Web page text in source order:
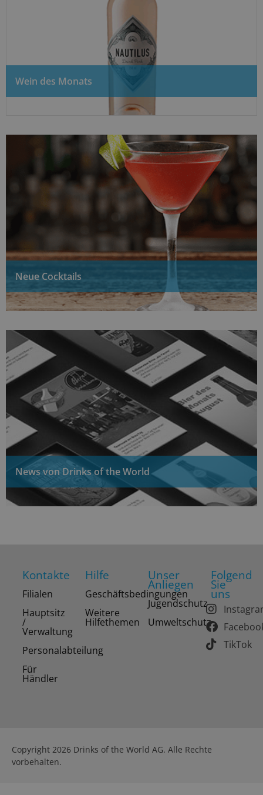
Wein des Monats
Neue Cocktails
News von Drinks of the World
Kontakte
Filialen
Hauptsitz
/
Verwaltung
Personalabteilung
Für
Händler
Hilfe
Geschäftsbedingungen
Weitere
Hilfethemen
Unser
Anliegen
Jugendschutz
Umweltschutz
Folgend
Sie
uns
TikTok
Copyright 2026 Drinks of the World AG. Alle Rechte
vorbehalten.